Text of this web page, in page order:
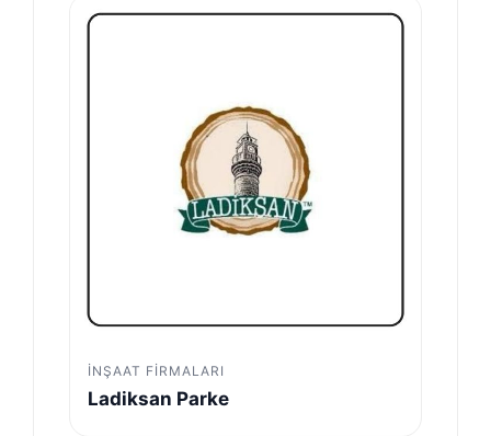
İNŞAAT FIRMALARI
Ladiksan Parke